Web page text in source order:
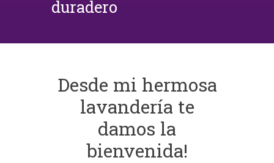
duradero
Desde mi hermosa
lavandería te
damos la
bienvenida!